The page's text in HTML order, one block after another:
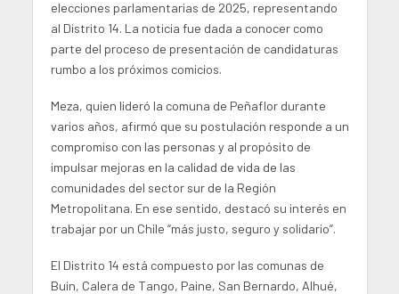
elecciones parlamentarias de 2025, representando
al Distrito 14. La noticia fue dada a conocer como
parte del proceso de presentación de candidaturas
rumbo a los próximos comicios.
Meza, quien lideró la comuna de Peñaflor durante
varios años, afirmó que su postulación responde a un
compromiso con las personas y al propósito de
impulsar mejoras en la calidad de vida de las
comunidades del sector sur de la Región
Metropolitana. En ese sentido, destacó su interés en
trabajar por un Chile “más justo, seguro y solidario”.
El Distrito 14 está compuesto por las comunas de
Buin, Calera de Tango, Paine, San Bernardo, Alhué,